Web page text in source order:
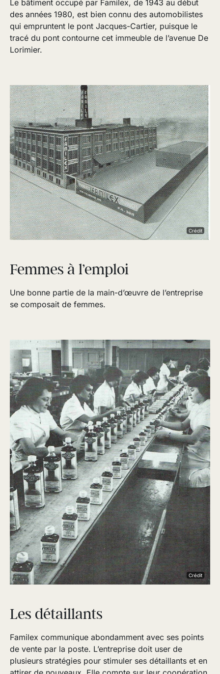
Le bâtiment occupé par Familex, de 1943 au début
des années 1980, est bien connu des automobilistes
qui empruntent le pont Jacques-Cartier, puisque le
tracé du pont contourne cet immeuble de l’avenue De
Lorimier.
Crédit
Femmes à l’emploi
Une bonne partie de la main-d’œuvre de l’entreprise
se composait de femmes.
Crédit
Les détaillants
Familex communique abondamment avec ses points
de vente par la poste. L’entreprise doit user de
plusieurs stratégies pour stimuler ses détaillants et en